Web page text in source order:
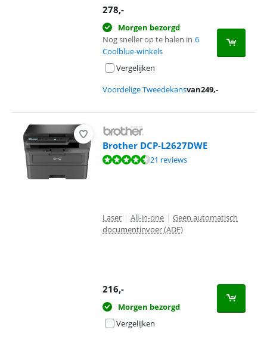
278,-
Morgen bezorgd
Nog sneller op te halen in 6
Coolblue-winkels
Vergelijken
Voordelige Tweedekansvan249,-
Brother DCP-L2627DWE
Beoordeling is 8,9 van de 10, gebaseerd op 21 reviews.
21 reviews
Laser | All-in-one | Geen automatisch
documentinvoer (ADF)
216,-
Morgen bezorgd
Vergelijken